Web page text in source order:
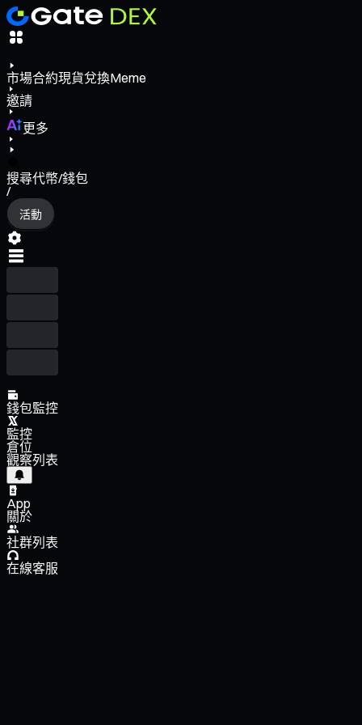
市場合約現貨兌換Meme
邀請
更多
搜尋代幣/錢包
/
活動
錢包監控
監控
倉位
觀察列表
App
關於
社群列表
在線客服